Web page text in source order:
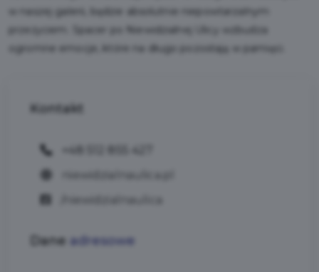
w naszej galerii, będzie absolutnie niepowtarzalnym
przeżyciem. Spacer po Niewidzialnej Ulicy wzbudza
ogromne emocje, które na długo pozostają w pamięci.
Kontakt
Dane adresowe